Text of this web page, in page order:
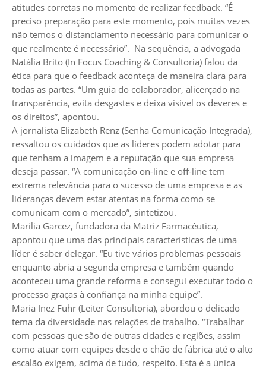
atitudes corretas no momento de realizar feedback. “É
preciso preparação para este momento, pois muitas vezes
não temos o distanciamento necessário para comunicar o
que realmente é necessário”. Na sequência, a advogada
Natália Brito (In Focus Coaching & Consultoria) falou da
ética para que o feedback aconteça de maneira clara para
todas as partes. “Um guia do colaborador, alicerçado na
transparência, evita desgastes e deixa visível os deveres e
os direitos”, apontou.
A jornalista Elizabeth Renz (Senha Comunicação Integrada),
ressaltou os cuidados que as líderes podem adotar para
que tenham a imagem e a reputação que sua empresa
deseja passar. “A comunicação on-line e off-line tem
extrema relevância para o sucesso de uma empresa e as
lideranças devem estar atentas na forma como se
comunicam com o mercado”, sintetizou.
Marilia Garcez, fundadora da Matriz Farmacêutica,
apontou que uma das principais características de uma
líder é saber delegar. “Eu tive vários problemas pessoais
enquanto abria a segunda empresa e também quando
aconteceu uma grande reforma e consegui executar todo o
processo graças à confiança na minha equipe”.
Maria Inez Fuhr (Leiter Consultoria), abordou o delicado
tema da diversidade nas relações de trabalho. “Trabalhar
com pessoas que são de outras cidades e regiões, assim
como atuar com equipes desde o chão de fábrica até o alto
escalão exigem, acima de tudo, respeito. Esta é a única